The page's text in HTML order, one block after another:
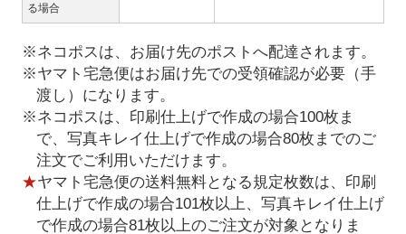
る場合
※ネコポスは、お届け先のポストへ配達されます。
※ヤマト宅急便はお届け先での受領確認が必要（手
渡し）になります。
※ネコポスは、印刷仕上げで作成の場合100枚ま
で、写真キレイ仕上げで作成の場合80枚までのご
注文でご利用いただけます。
★ヤマト宅急便の送料無料となる規定枚数は、印刷
仕上げで作成の場合101枚以上、写真キレイ仕上げ
で作成の場合81枚以上のご注文が対象となりま